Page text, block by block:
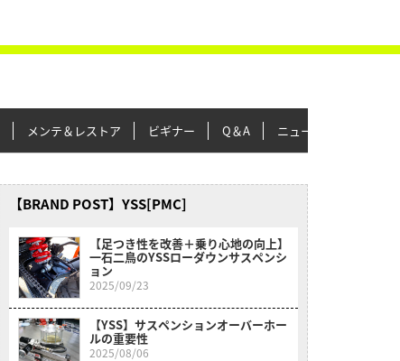
メンテ＆レストア ビギナー Q＆A ニュース＆トピックス
【BRAND POST】YSS[PMC]
【足つき性を改善＋乗り心地の向上】
一石二鳥のYSSローダウンサスペンシ
ョン
2025/09/23
【YSS】サスペンションオーバーホー
ルの重要性
2025/08/06